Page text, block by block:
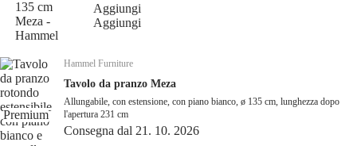
Aggiungi
Aggiungi
Premium
Hammel Furniture
Tavolo da pranzo Meza
Allungabile, con estensione, con piano bianco, ø 135 cm, lunghezza dopo
l'apertura 231 cm
Consegna dal 21. 10. 2026